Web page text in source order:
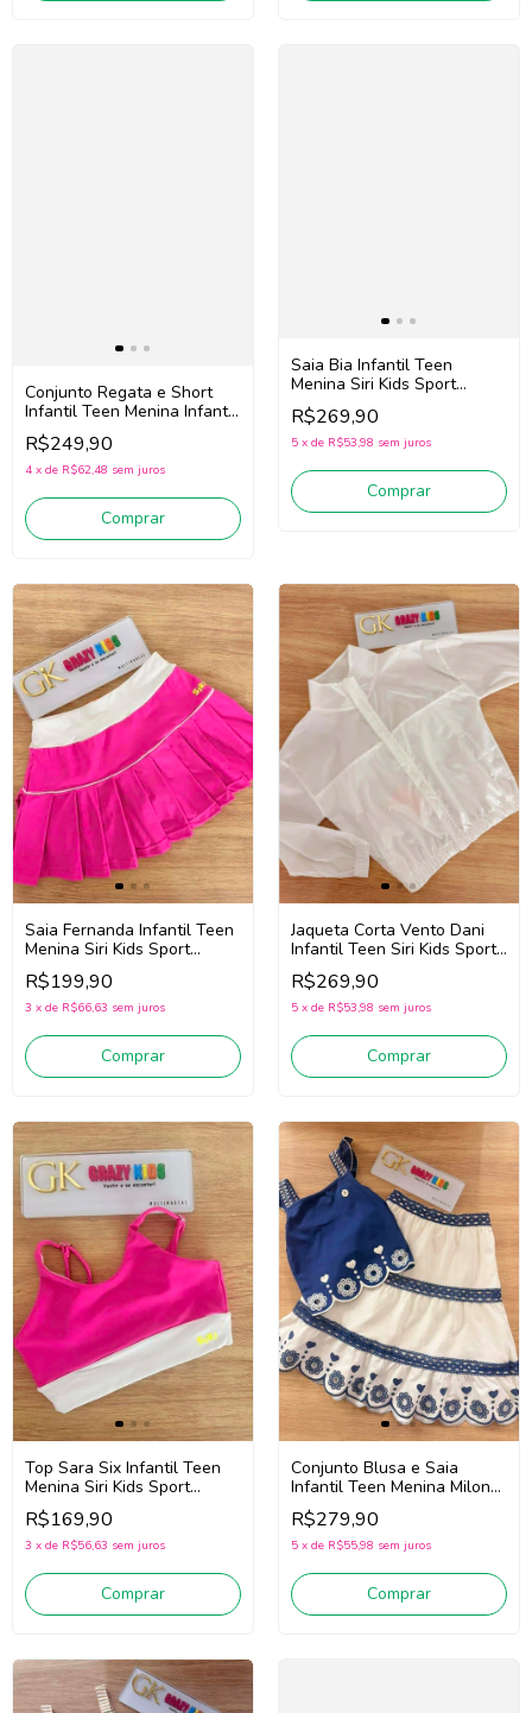
Conjunto Regata e Short
Infantil Teen Menina Infanti
95563 (Off) White/Jeans)
R$249,90
4 x de R$62,48 sem juros
Comprar
Saia Bia Infantil Teen
Menina Siri Kids Sport
Diversão 44749 (Preto)
R$269,90
5 x de R$53,98 sem juros
Comprar
Saia Fernanda Infantil Teen
Menina Siri Kids Sport
Badminton 44786 (Rosa)
R$199,90
3 x de R$66,63 sem juros
Comprar
Jaqueta Corta Vento Dani
Infantil Teen Siri Kids Sport
Diversão 44695 (Branco)
R$269,90
5 x de R$53,98 sem juros
Comprar
Top Sara Six Infantil Teen
Menina Siri Kids Sport
Badminton 44787 (Rosa)
R$169,90
3 x de R$56,63 sem juros
Comprar
Conjunto Blusa e Saia
Infantil Teen Menina Milon
2001776 (Marinho/Off
White)
R$279,90
5 x de R$55,98 sem juros
Comprar